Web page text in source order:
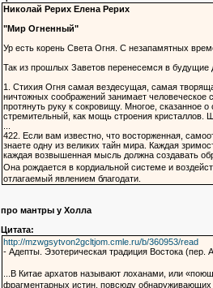
Николай Рерих Елена Рерих
"Мир Огненный"
Ур есть корень Света Огня. С незапамятных
Так из прошлых Заветов перенесемся в будущие
1. Стихия Огня самая вездесущая, самая
ничтожных соображений занимает человеческое
протянуть руку к сокровищу. Многое, сказанное
стремительный, как мощь строения кристаллов.
422. Если вам известно, что восторженная,
знаете одну из великих тайн мира. Каждая
каждая возвышенная мысль должна создавать
Она рождается в кордиальной системе и
отлагаемый явлением благодати.
про мантры у Холла
Цитата:
http://mzwgsytvon2gcltjom.cmle.ru/b/360953/read
- Адепты. Эзотерическая традиция Востока
...В Китае архатов называют лоханами, или
фрагментарных истин, повсюду